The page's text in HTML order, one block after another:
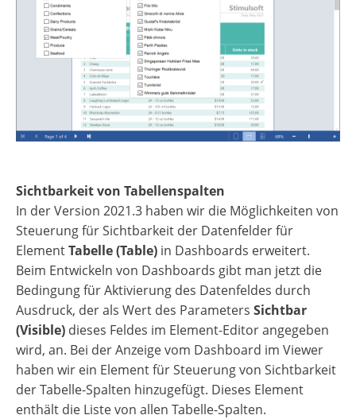
Sichtbarkeit von Tabellenspalten
In der Version 2021.3 haben wir die Möglichkeiten von
Steuerung für Sichtbarkeit der Datenfelder für
ElementTabelle (Table) in Dashboards erweitert.
Beim Entwickeln von Dashboards gibt man jetzt die
Bedingung für Aktivierung des Datenfeldes durch
Ausdruck, der als Wert des Parameters Sichtbar
(Visible) dieses Feldes im Element-Editor angegeben
wird, an. Bei der Anzeige vom Dashboard im Viewer
haben wir ein Element für Steuerung von Sichtbarkeit
der Tabelle-Spalten hinzugefügt. Dieses Element
enthält die Liste von allen Tabelle-Spalten.